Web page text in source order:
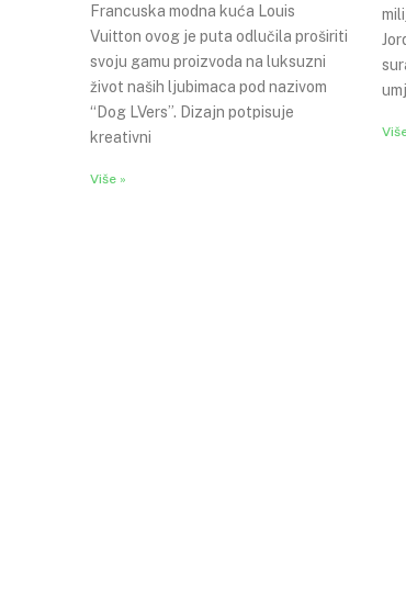
Francuska modna kuća Louis
Vuitton ovog je puta odlučila proširiti
svoju gamu proizvoda na luksuzni
život naših ljubimaca pod nazivom
“Dog LVers”. Dizajn potpisuje
kreativni
Više »